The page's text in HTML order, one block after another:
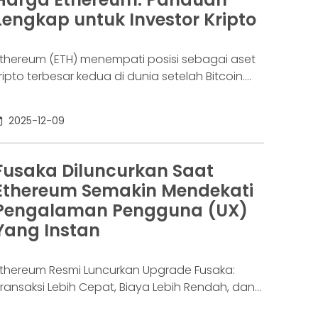
Aksi jual tidak hanya terjadi di pasar
untuk Investor Kripto
(ETH) menempati posisi sebagai aset
terbesar kedua di dunia setelah Bitcoin.
blockchain menjadi tulang punggung
Web3 yang meliputi DeFi, NFT, GameFi,
smart contract. Tidak heran jika
harganya selalu menjadi sorotan
global. Namun, untuk memahami
nilainya,
2025-12-09
Diluncurkan Saat
Semakin Mendekati
Pengguna (UX)
Instan
Resmi Luncurkan Upgrade Fusaka:
Lebih Cepat, Biaya Lebih Rendah, dan